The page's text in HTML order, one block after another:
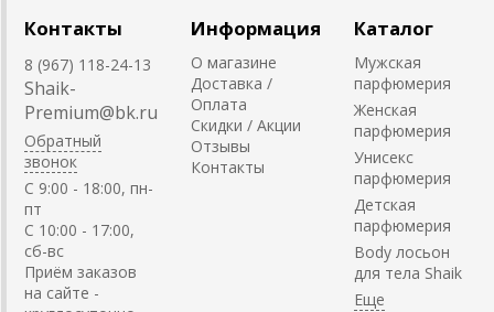
Контакты
8 (967) 118-24-13
Shaik-
Premium@bk.ru
Обратный
звонок
C 9:00 - 18:00, пн-
пт
С 10:00 - 17:00,
сб-вс
Приём заказов
на сайте -
Информация
О магазине
Доставка /
Оплата
Скидки / Акции
Отзывы
Контакты
Каталог
Мужская
парфюмерия
Женская
парфюмерия
Унисекс
парфюмерия
Детская
парфюмерия
Body лосьон
для тела Shaik